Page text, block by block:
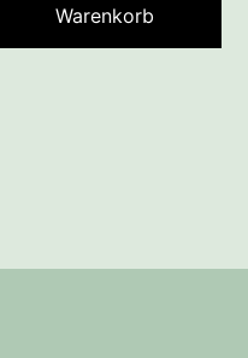
Warenkorb